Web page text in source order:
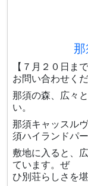
【７月２０日ま
お問い合わせくだ
那須の森、広々
い。
那須キャッスル
須ハイランドパ
敷地に入ると、
ています。ぜ
ひ別荘らしさを